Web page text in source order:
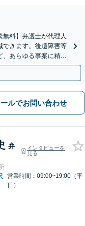
料】弁護士が代理人
できます。後遺障害等
、あらゆる事案に精
ールでお問い合わせ
弁
インタビューを
見る
営業時間：09:00~19:00（平
日）